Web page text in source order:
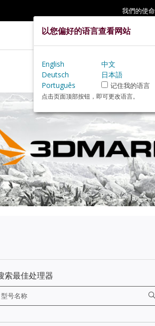
我們的使命
索最佳处理器
以您偏好的语言查看网站
English
中文
Deutsch
日本語
Português
记住我的语言
点击页面顶部按钮，即可更改语言。